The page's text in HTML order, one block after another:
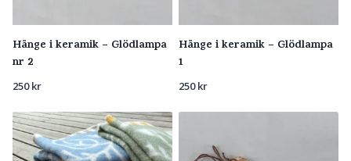
Hänge i keramik – Glödlampa
nr 2
250kr
Hänge i keramik – Glödlampa
1
250kr